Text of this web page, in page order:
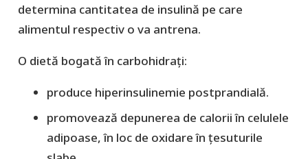
determina cantitatea de insulină pe care
alimentul respectiv o va antrena.
O dietă bogată în carbohidrați:
produce hiperinsulinemie postprandială.
promovează depunerea de calorii în celulele
adipoase, în loc de oxidare în țesuturile